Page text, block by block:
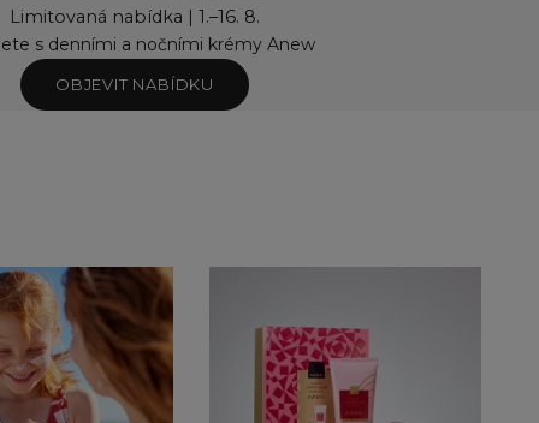
Limitovaná nabídka | 1.–16. 8.
s denními a nočními krémy Anew
OBJEVIT NABÍDKU